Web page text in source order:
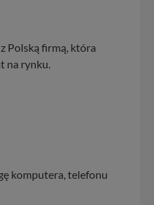
Polską firmą, która
na rynku.
komputera, telefonu